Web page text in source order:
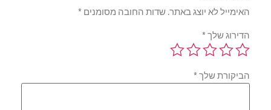
האימייל לא יוצג באתר. שדות החובה מסומנים*
הדירוג שלך*
הביקורת שלך*